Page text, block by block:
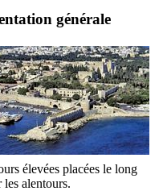
générale
élevées placées le long
les alentours.